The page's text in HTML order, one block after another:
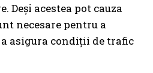
acestea pot cauza
necesare pentru a
asigura condiții de trafic